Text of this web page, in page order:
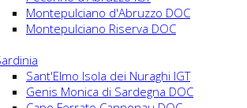
Montepulciano d'Abruzzo DOC
Montepulciano Riserva DOC
Sant'Elmo Isola dei Nuraghi IGT
Genis Monica di Sardegna DOC